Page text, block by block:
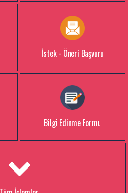
İstek - Öneri Başvuru
Bilgi Edinme Formu